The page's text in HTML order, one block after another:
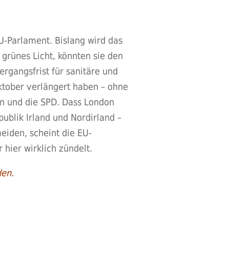
Parlament. Bislang wird das
Licht, könnten sie den
für sanitäre und
verlängert haben – ohne
die SPD. Dass London
Irland und Nordirland –
scheint die EU-
hier wirklich zündelt.